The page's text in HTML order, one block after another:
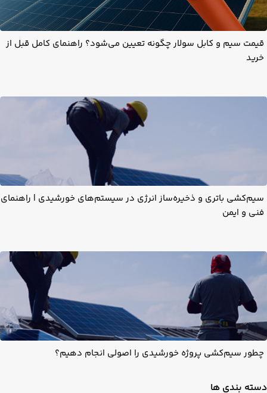
قیمت سیم و کابل سولار چگونه تعیین می‌شود؟ راهنمای کامل قبل از
خرید
سیم‌کشی باتری و ذخیره‌ساز انرژی در سیستم‌های خورشیدی | راهنمای
فنی و ایمن
چطور سیم‌کشی پروژه خورشیدی را اصولی انجام دهیم؟
دسته بندی ها